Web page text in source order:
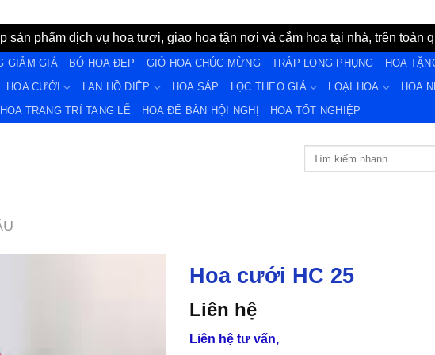
sản phẩm dịch vụ hoa tươi, giao hoa tận nơi và cắm hoa tại nhà, trên toàn
GIẢM GIÁ BÓ HOA ĐẸP GIỎ HOA CHÚC MỪNG TRÁP LONG PHỤNG HOA
HOA CƯỚI LAN HỒ ĐIỆP HOA SÁP LỌC THEO GIÁ LOẠI HOA HOA
HOA TRANG TRÍ TANG LỄ
HOA ĐỂ BÀN HỘI NGHỊ HOA TỐT NGHIỆP
Hoa cưới HC 25
Liên hệ
Liên hệ tư vấn,